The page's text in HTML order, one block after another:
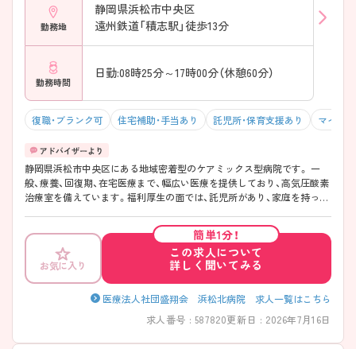
勤務地
静岡県浜松市中央区
遠州鉄道「積志駅」徒歩13分
勤務時間
日勤:08時25分～17時00分（休憩60分）
復職・ブランク可 住宅補助・手当あり 託児所・保育支援あり マイカ
静岡県浜松市中央区にある地域密着型のケアミックス型病院です。 一
般、療養、回復期、在宅医療まで、幅広い医療を提供しており、高気圧酸素
治療室を備えています。福利厚生の面では、託児所があり、家庭を持って
は、面接対策ポイントなど、さらに詳細をお話しいたしますので、気軽に
ご相談ください。
お気に入り
簡単1分！
この求人について
詳しく聞いてみる
医療法人社団盛翔会 浜松北病院 求人一覧はこちら
求人番号 : 587820更新日 : 2026年7月16日